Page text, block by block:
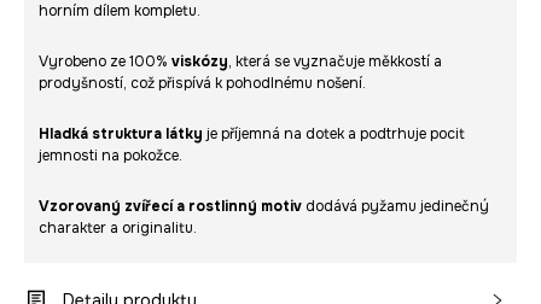
horním dílem kompletu.
Vyrobeno ze 100% viskózy, která se vyznačuje měkkostí a
prodyšností, což přispívá k pohodlnému nošení.
Hladká struktura látky je příjemná na dotek a podtrhuje pocit
jemnosti na pokožce.
Vzorovaný zvířecí a rostlinný motiv dodává pyžamu jedinečný
charakter a originalitu.